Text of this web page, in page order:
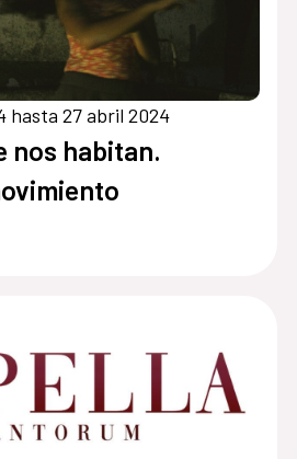
hasta 27 abril 2024
nos habitan.